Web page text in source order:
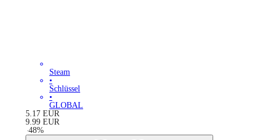
Steam
•
Schlüssel
•
GLOBAL
5.17 EUR
9.99 EUR
-48%